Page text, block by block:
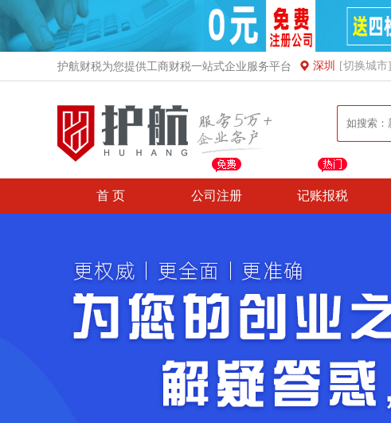
护航财税为您提供工商财税一站式企业服务平台 深圳 [切换城市]
首 页 公司注册 记账报税